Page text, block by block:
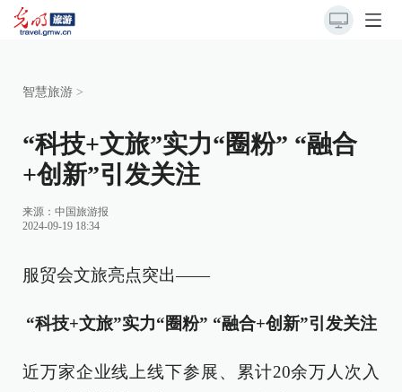
智慧旅游 >
“科技+文旅”实力“圈粉” “融合
+创新”引发关注
来源： 中国旅游报
2024-09-19 18:34
服贸会文旅亮点突出——
“科技+文旅”实力“圈粉” “融合+创新”引发关注
近万家企业线上线下参展、累计20余万人次入